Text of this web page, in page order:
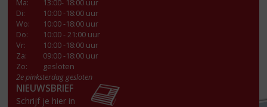
Ma:
13:00- 18:00 uur
Di:
10:00 -18:00 uur
Wo:
10:00 -18:00 uur
Do:
10:00 - 21:00 uur
Vr:
10:00 -18:00 uur
Za:
09:00 -18:00 uur
Zo:
gesloten
2e pinksterdag gesloten
NIEUWSBRIEF
Schrijf je hier in